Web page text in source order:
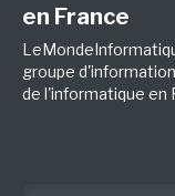
en France
groupe
de l'informatique en